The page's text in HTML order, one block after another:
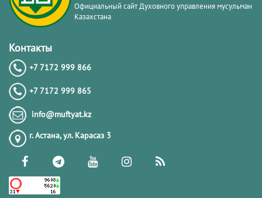
Официальный сайт Духовного управления мусульман
Казахстана
Контакты
+7 7172 999 866
+7 7172 999 865
info@muftyat.kz
г. Астана, ул. Карасаз 3